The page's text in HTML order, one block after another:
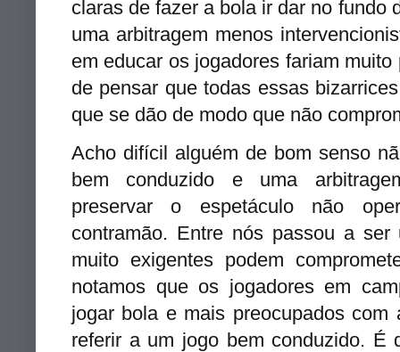
claras de fazer a bola ir dar no fundo
uma arbitragem menos
em educar os jogadores fariam
de pensar que todas essas
que se dão de modo que não
Acho difícil alguém de bom senso
bem conduzido e uma
preservar o espetáculo não
contramão. Entre nós passou a ser
muito exigentes podem
notamos que os jogadores em
jogar bola e mais preocupados
referir a um jogo bem conduzido.